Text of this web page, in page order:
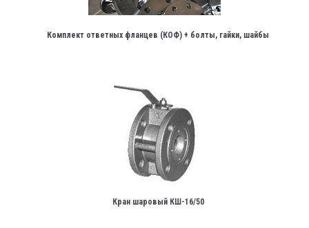
Комплект ответных фланцев (КОФ) + болты, гайки, шайбы
Кран шаровый КШ-16/50